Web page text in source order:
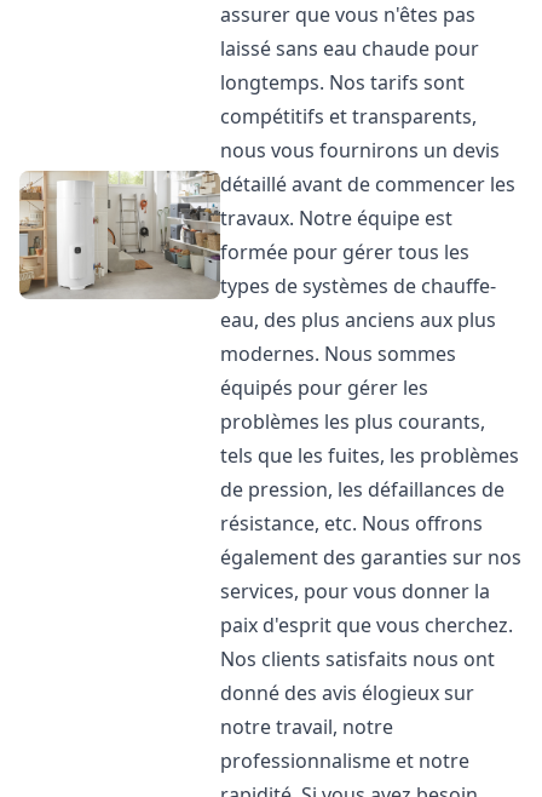
assurer que vous n'êtes pas
laissé sans eau chaude pour
longtemps. Nos tarifs sont
compétitifs et transparents,
nous vous fournirons un devis
détaillé avant de commencer les
travaux. Notre équipe est
formée pour gérer tous les
types de systèmes de chauffe-
eau, des plus anciens aux plus
modernes. Nous sommes
équipés pour gérer les
problèmes les plus courants,
tels que les fuites, les problèmes
de pression, les défaillances de
résistance, etc. Nous offrons
également des garanties sur nos
services, pour vous donner la
paix d'esprit que vous cherchez.
Nos clients satisfaits nous ont
donné des avis élogieux sur
notre travail, notre
professionnalisme et notre